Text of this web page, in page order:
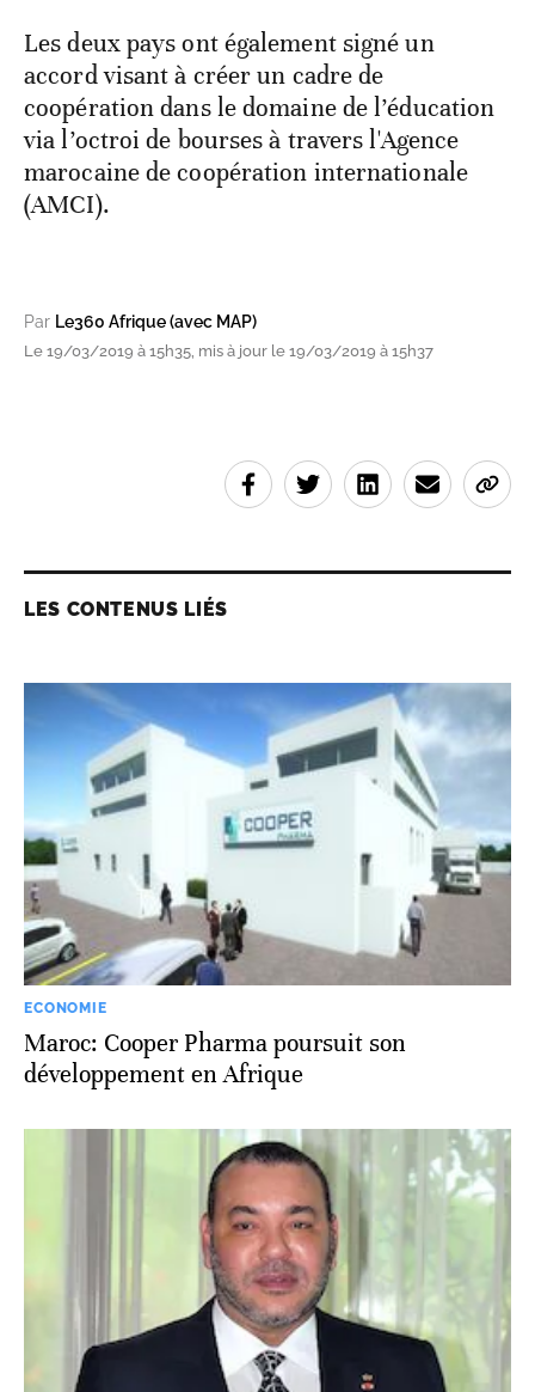
Les deux pays ont également signé un
accord visant à créer un cadre de
coopération dans le domaine de l’éducation
via l’octroi de bourses à travers l'Agence
marocaine de coopération internationale
(AMCI).
Par Le360 Afrique (avec MAP)
Le 19/03/2019 à 15h35, mis à jour le 19/03/2019 à 15h37
LES CONTENUS LIÉS
ECONOMIE
Maroc: Cooper Pharma poursuit son
développement en Afrique